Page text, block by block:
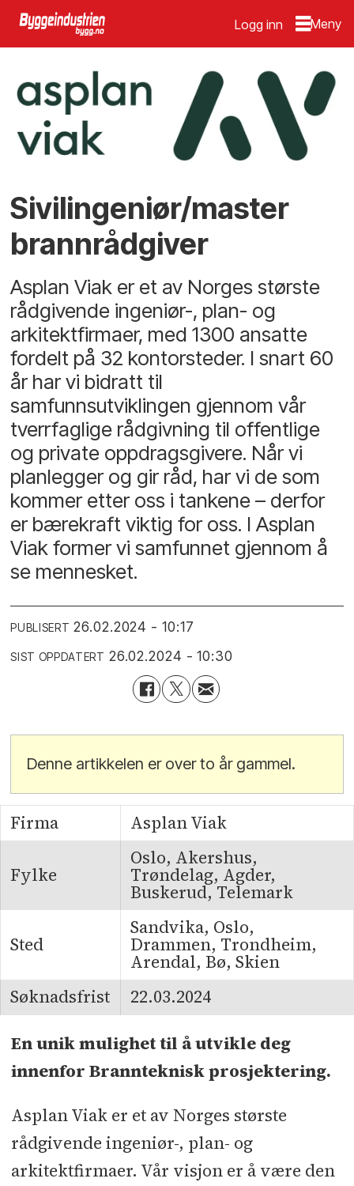
Logg inn
Sivilingeniør/master
brannrådgiver
Asplan Viak er et av Norges største
rådgivende ingeniør-, plan- og
arkitektfirmaer, med 1300 ansatte
fordelt på 32 kontorsteder. I snart 60
år har vi bidratt til
samfunnsutviklingen gjennom vår
tverrfaglige rådgivning til offentlige
og private oppdragsgivere. Når vi
planlegger og gir råd, har vi de som
kommer etter oss i tankene – derfor
er bærekraft viktig for oss. I Asplan
Viak former vi samfunnet gjennom å
se mennesket.
PUBLISERT 26.02.2024 - 10:17
SIST OPPDATERT 26.02.2024 - 10:30
Denne artikkelen er over to år gammel.
Firma Asplan Viak
Fylke
Oslo, Akershus,
Trøndelag, Agder,
Buskerud, Telemark
Sted
Sandvika, Oslo,
Drammen, Trondheim,
Arendal, Bø, Skien
Søknadsfrist
22.03.2024
En unik mulighet til å utvikle deg
innenfor Brannteknisk prosjektering.
Asplan Viak er et av Norges største
rådgivende ingeniør-, plan- og
arkitektfirmaer. Vår visjon er å være den